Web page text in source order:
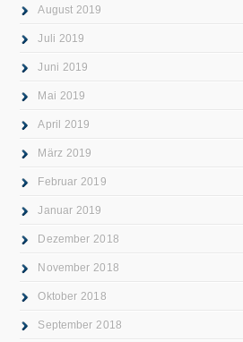
August 2019
Juli 2019
Juni 2019
Mai 2019
April 2019
März 2019
Februar 2019
Januar 2019
Dezember 2018
November 2018
Oktober 2018
September 2018